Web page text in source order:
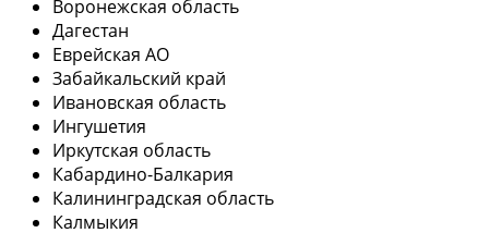
Воронежская область
Дагестан
Еврейская АО
Забайкальский край
Ивановская область
Ингушетия
Иркутская область
Кабардино-Балкария
Калининградская область
Калмыкия